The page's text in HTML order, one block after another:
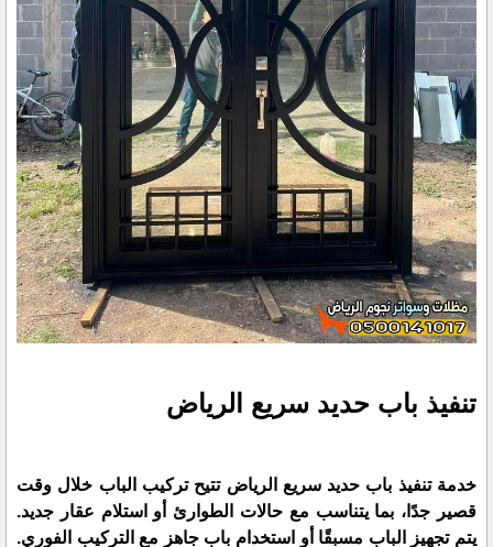
تنفيذ باب حديد سريع الرياض
خدمة تنفيذ باب حديد سريع الرياض تتيح تركيب الباب خلال وقت
قصير جدًا، بما يتناسب مع حالات الطوارئ أو استلام عقار جديد.
يتم تجهيز الباب مسبقًا أو استخدام باب جاهز مع التركيب الفوري.